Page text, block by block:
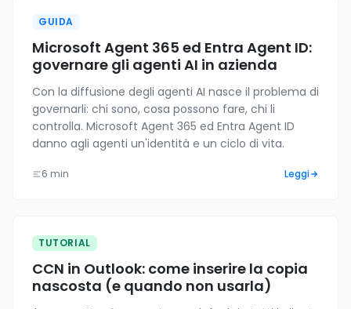
GUIDA
Microsoft Agent 365 ed Entra Agent ID:
governare gli agenti AI in azienda
Con la diffusione degli agenti AI nasce il problema di
governarli: chi sono, cosa possono fare, chi li
controlla. Microsoft Agent 365 ed Entra Agent ID
danno agli agenti un'identità e un ciclo di vita.
6 min Leggi
TUTORIAL
CCN in Outlook: come inserire la copia
nascosta (e quando non usarla)